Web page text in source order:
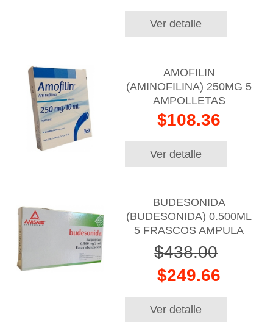
Ver detalle
AMOFILIN
(AMINOFILINA) 250MG 5
AMPOLLETAS
$108.36
Ver detalle
BUDESONIDA
(BUDESONIDA) 0.500ML
5 FRASCOS AMPULA
$438.00
$249.66
Ver detalle